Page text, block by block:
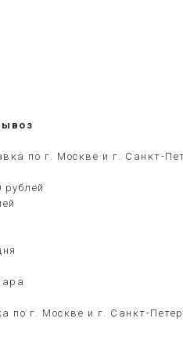
по г. Москве и г. Санкт-
по г. Москве и г. Санкт-